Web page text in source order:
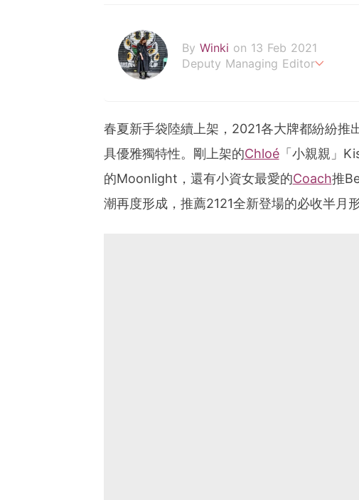
By Winki on 13 Feb 2021
Deputy Managing Editor
winki.hau@poplady-mag.com
春夏新手袋陸續上架，2021各大牌都紛紛推
具優雅獨特性。剛上架的Chloé「小親親」
的Moonlight，還有小資女最愛的Coach推
潮再度形成，推薦2121全新登場的必收半月形